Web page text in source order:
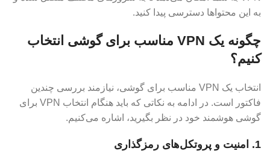
به این محتواها دسترسی پیدا کنید.
چگونه یک VPN مناسب برای گوشی انتخاب
کنیم؟
انتخاب یک VPN مناسب برای گوشی، نیازمند بررسی چندین
فاکتور است. در ادامه به نکاتی که باید هنگام انتخاب VPN برای
گوشی هوشمند خود در نظر بگیرید، اشاره می‌کنیم.
1. امنیت و پروتکل‌های رمزگذاری